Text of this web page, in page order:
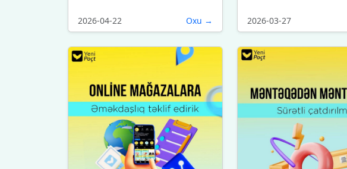
2026-04-22 Oxu → 2026-03-27